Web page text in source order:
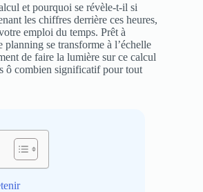
et pourquoi se révèle-t-il si
les chiffres derrière ces heures,
emploi du temps. Prêt à
se transforme à l’échelle
de faire la lumière sur ce calcul
ô combien significatif pour tout